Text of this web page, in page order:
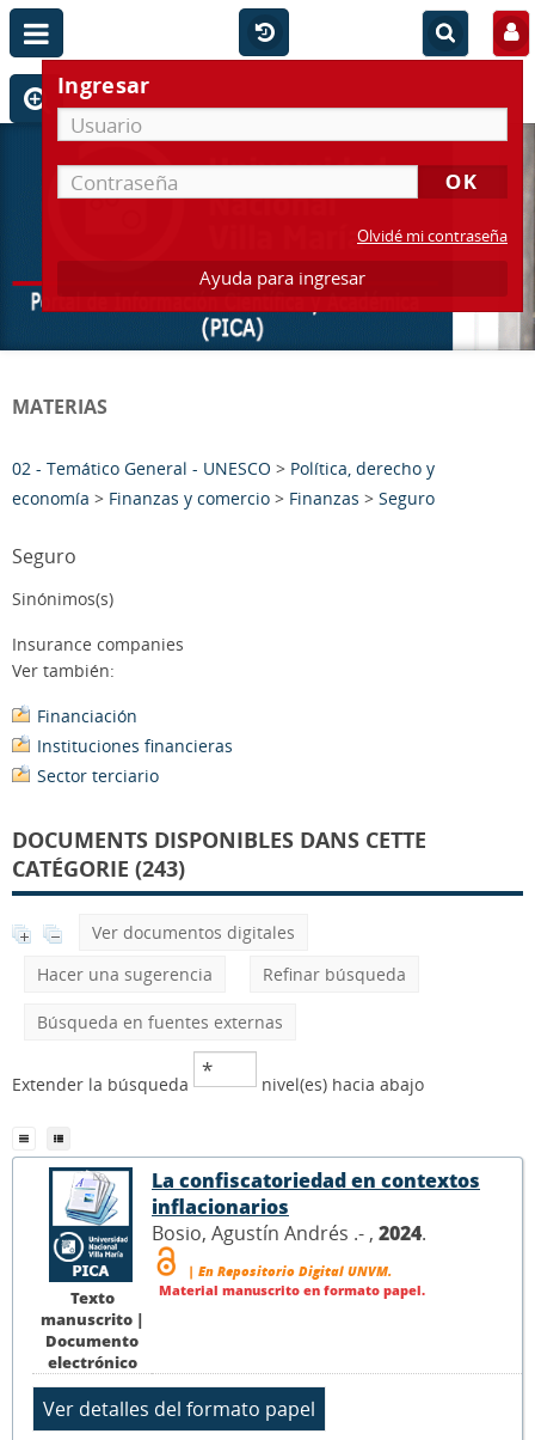
Ingresar
Olvidé mi contraseña
Ayuda para ingresar
MATERIAS
02 - Temático General - UNESCO > Política, derecho y
economía > Finanzas y comercio > Finanzas > Seguro
Seguro
Sinónimos(s)
Insurance companies
Ver también:
Financiación
Instituciones financieras
Sector terciario
DOCUMENTS DISPONIBLES DANS CETTE
CATÉGORIE (243)
Ver documentos digitales
Hacer una sugerencia
Refinar búsqueda
Búsqueda en fuentes externas
Extender la búsqueda nivel(es) hacia abajo
Texto
manuscrito |
Documento
electrónico
La confiscatoriedad en contextos
inflacionarios
Bosio, Agustín Andrés .- , 2024.
| En Repositorio Digital UNVM.
Material manuscrito en formato papel.